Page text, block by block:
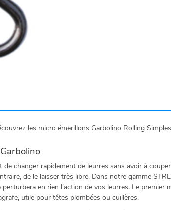
les micro émerillons Garbolino Rolling
de changer rapidement de leurres sans avoir à
de le laisser très libre. Dans notre gamme
en rien l’action de vos leurres. Le premier
utile pour têtes plombées ou cuillères.